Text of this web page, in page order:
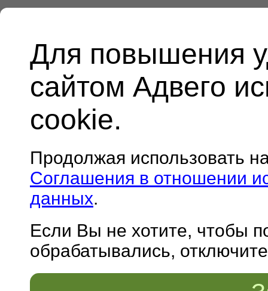
Для повышения
сайтом Адвего
cookie.
Продолжая использовать
Соглашения в отношении
данных.
Если Вы не хотите, чтобы
обрабатывались,